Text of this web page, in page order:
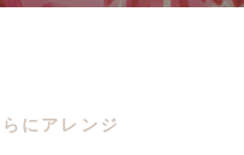
にアレンジ